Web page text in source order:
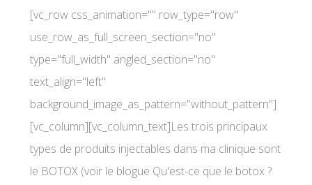
[vc_row css_animation="" row_type="row"
use_row_as_full_screen_section="no"
type="full_width" angled_section="no"
text_align="left"
background_image_as_pattern="without_pattern"]
[vc_column][vc_column_text]Les trois principaux
types de produits injectables dans ma clinique sont
le BOTOX (voir le blogue Qu'est-ce que le botox ?